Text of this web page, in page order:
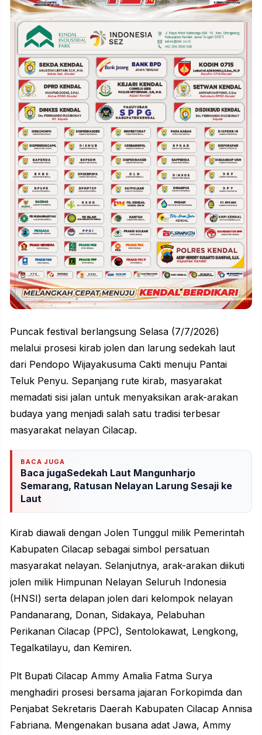
Puncak festival berlangsung Selasa (7/7/2026)
melalui prosesi kirab jolen dan larung sedekah laut
dari Pendopo Wijayakusuma Cakti menuju Pantai
Teluk Penyu. Sepanjang rute kirab, masyarakat
memadati sisi jalan untuk menyaksikan arak-arakan
budaya yang menjadi salah satu tradisi terbesar
masyarakat nelayan Cilacap.
BACA JUGA
Baca jugaSedekah Laut Mangunharjo
Semarang, Ratusan Nelayan Larung Sesaji ke
Laut
Kirab diawali dengan Jolen Tunggul milik Pemerintah
Kabupaten Cilacap sebagai simbol persatuan
masyarakat nelayan. Selanjutnya, arak-arakan diikuti
jolen milik Himpunan Nelayan Seluruh Indonesia
(HNSI) serta delapan jolen dari kelompok nelayan
Pandanarang, Donan, Sidakaya, Pelabuhan
Perikanan Cilacap (PPC), Sentolokawat, Lengkong,
Tegalkatilayu, dan Kemiren.
Plt Bupati Cilacap Ammy Amalia Fatma Surya
menghadiri prosesi bersama jajaran Forkopimda dan
Penjabat Sekretaris Daerah Kabupaten Cilacap Annisa
Fabriana. Mengenakan busana adat Jawa, Ammy